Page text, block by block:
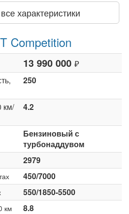
характеристики
Competition
13 990 000 ₽
250
км/
4.2
Бензиновый с
турбонаддувом
2979
450/7000
550/1850-5500
км
8.8